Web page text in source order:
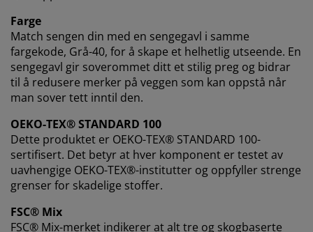
Farge
Match sengen din med en sengegavl i samme
fargekode, Grå-40, for å skape et helhetlig utseende. En
sengegavl gir soverommet ditt et stilig preg og bidrar
til å redusere merker på veggen som kan oppstå når
man sover tett inntil den.
OEKO-TEX® STANDARD 100
Dette produktet er OEKO-TEX® STANDARD 100-
sertifisert. Det betyr at hver komponent er testet av
uavhengige OEKO-TEX®-institutter og oppfyller strenge
grenser for skadelige stoffer.
FSC® Mix
FSC® Mix-merket indikerer at alt tre og skogbaserte